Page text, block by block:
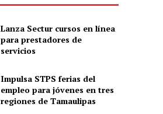
Lanza Sectur cursos en línea
para prestadores de
servicios
Impulsa STPS ferias del
empleo para jóvenes en tres
regiones de Tamaulipas